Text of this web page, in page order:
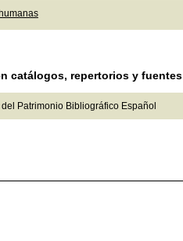
catálogos, repertorios y fuentes
Patrimonio Bibliográfico Español